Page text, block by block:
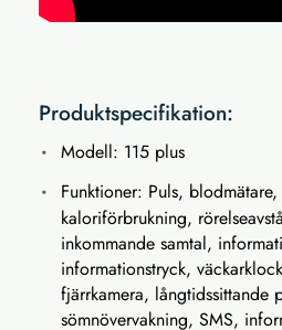
Produktspecifikation:
Modell: 115 plus
Funktioner: Puls,
kaloriförbrukning,
inkommande samtal,
informationstryck,
fjärrkamera, långtidssittande
sömnövervakning, SMS,